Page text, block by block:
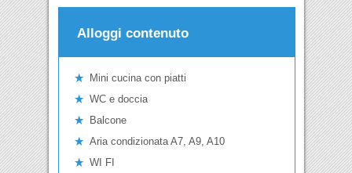
Alloggi contenuto
Mini cucina con piatti
WC e doccia
Balcone
Aria condizionata A7, A9, A10
WI FI